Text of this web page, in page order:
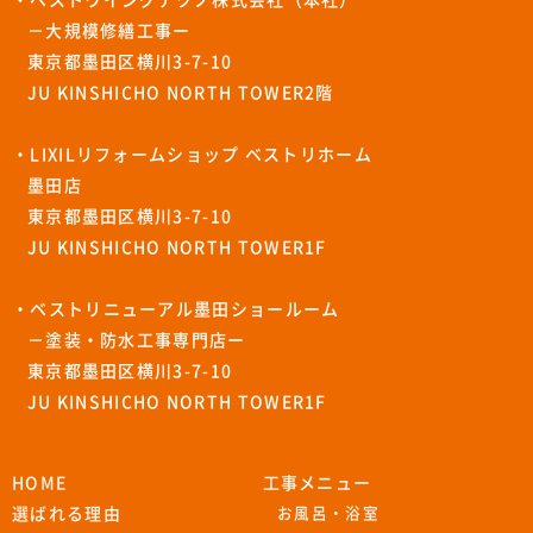
－大規模修繕工事ー
東京都墨田区横川3-7-10
JU KINSHICHO NORTH TOWER2階
・LIXILリフォームショップ ベストリホーム
墨田店
東京都墨田区横川3-7-10
JU KINSHICHO NORTH TOWER1F
・ベストリニューアル墨田ショールーム
－塗装・防水工事専門店ー
東京都墨田区横川3-7-10
JU KINSHICHO NORTH TOWER1F
HOME
選ばれる理由
工事メニュー
お風呂・浴室